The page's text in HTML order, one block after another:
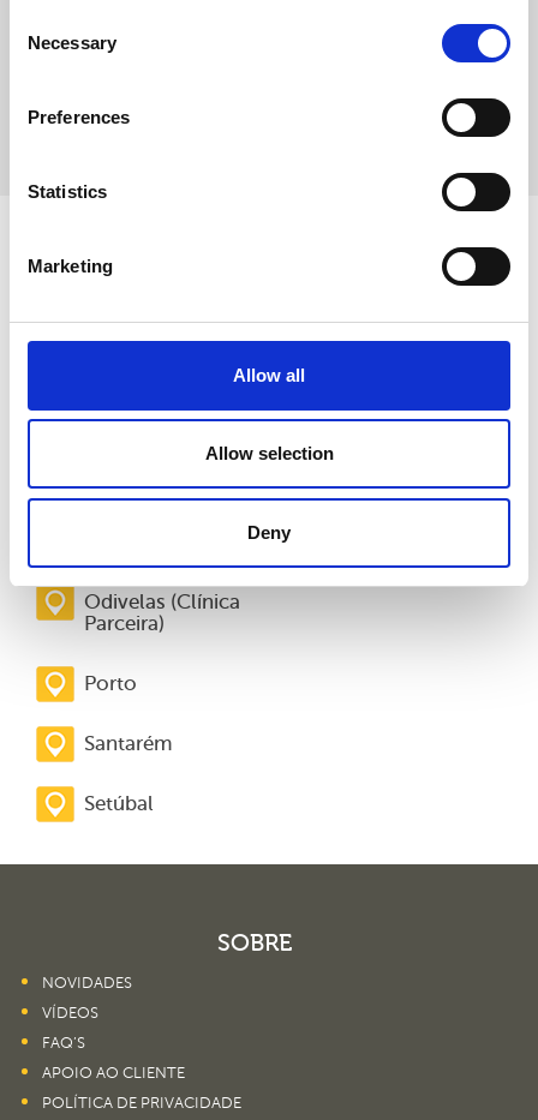
Selection
Necessary
Preferences
Statistics
Marketing
Allow all
Allow selection
Deny
E-mail.
(Clínica Parceira)
Lisboa Picoas
Massamá (Clínica
Parceira)
Odivelas (Clínica
Parceira)
Porto
Santarém
Setúbal
SOBRE
NOVIDADES
VÍDEOS
FAQ’S
APOIO AO CLIENTE
POLÍTICA DE PRIVACIDADE